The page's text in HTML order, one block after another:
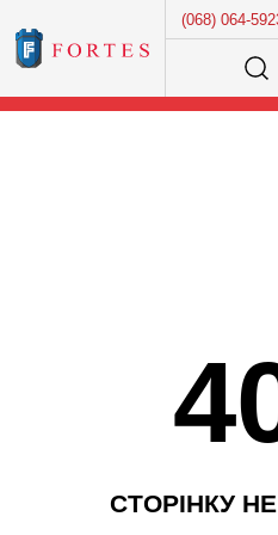
(068) 064-
Розумний пошук...
СТОРІНКУ НЕ